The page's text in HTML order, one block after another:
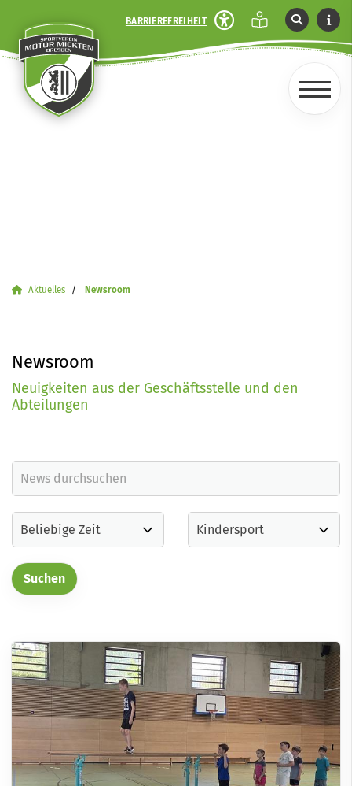
BARRIEREFREIHEIT
Aktuelles Newsroom
Newsroom
Neuigkeiten aus der Geschäftsstelle und den
Abteilungen